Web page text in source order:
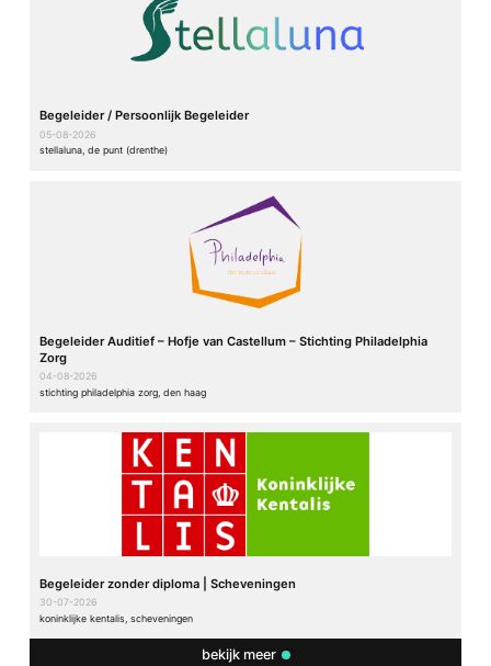
Begeleider / Persoonlijk Begeleider
05-08-2026
stellaluna, de punt (drenthe)
Begeleider Auditief – Hofje van Castellum – Stichting Philadelphia
Zorg
04-08-2026
stichting philadelphia zorg, den haag
Begeleider zonder diploma | Scheveningen
30-07-2026
koninklijke kentalis, scheveningen
bekijk meer